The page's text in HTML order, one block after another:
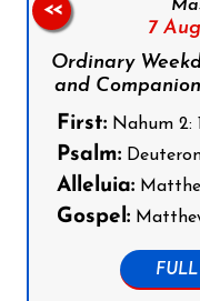
7
Ordinary
and
First: Nahum 2:
Psalm:
Alleluia:
Gospel:
<<